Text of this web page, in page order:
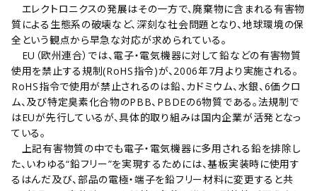
エレクトロニクスの発展はその一方で、廃棄物に含まれる有害物
質による生態系の破壊など、深刻な社会問題となり、地球環境の保
全という観点から早急な対応が求められている。
EU（欧州連合）では、電子・電気機器に対して鉛などの有害物質
使用を禁止する規制(RoHS指令)が、2006年7月より実施される。
RoHS指令で使用が禁止されるのは鉛、カドミウム、水銀、6価クロ
ム、及び特定臭素化合物のPBB、PBDEの6物質である。法規制で
はEUが先行しているが、具体的取り組みは国内企業が活発となっ
ている。
上記有害物質の中でも電子・電気機器に多用される鉛を排除し
た、いわゆる“鉛フリー”を実現するためには、基板実装時に使用す
るはんだ及び、部品の電極・端子を鉛フリー材料に変更すると共